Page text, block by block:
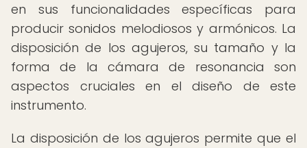
en sus funcionalidades específicas para
producir sonidos melodiosos y armónicos. La
disposición de los agujeros, su tamaño y la
forma de la cámara de resonancia son
aspectos cruciales en el diseño de este
instrumento.
La disposición de los agujeros permite que el